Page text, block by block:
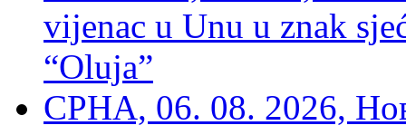
vijenac u Unu u znak
“Oluja”
СРНА, 06. 08. 2026,